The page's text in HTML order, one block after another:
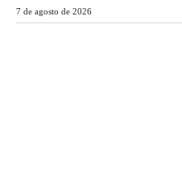
7 de agosto de 2026